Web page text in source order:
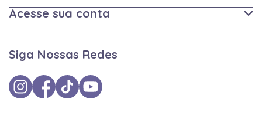
Acesse sua conta
Siga Nossas Redes